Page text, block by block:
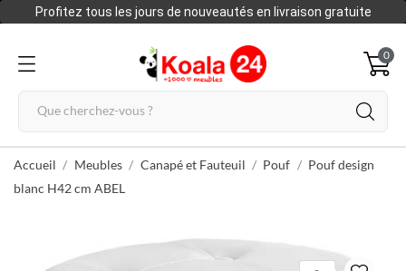
Profitez tous les jours de nouveautés en livraison gratuite
0
Accueil Meubles Canapé et Fauteuil Pouf
Pouf design
blanc H42 cm ABEL